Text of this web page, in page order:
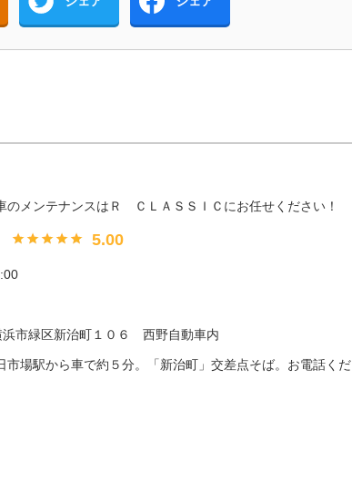
のメンテナンスはＲ ＣＬＡＳＳＩＣにお任せください！
5.00
浜市緑区新治町１０６ 西野自動車内
市場駅から車で約５分。「新治町」交差点そば。お電話くだ